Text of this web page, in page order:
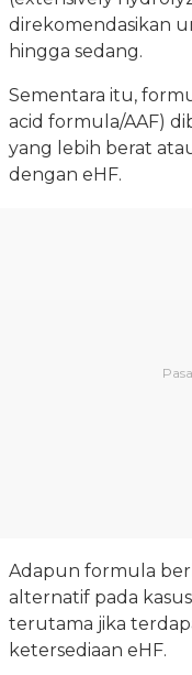
direkomendasikan
hingga sedang.
Sementara itu,
acid formula/AAF)
yang lebih berat
dengan eHF.
Adapun formula
alternatif pada
terutama jika
ketersediaan eHF.